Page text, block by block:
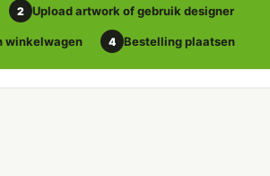
2 Upload artwork of gebruik designer
winkelwagen 4 Bestelling plaatsen